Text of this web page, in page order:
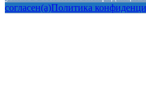
согласен(а)Политика